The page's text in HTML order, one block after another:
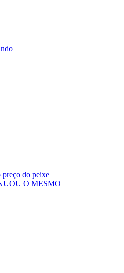
preço do peixe
O MESMO